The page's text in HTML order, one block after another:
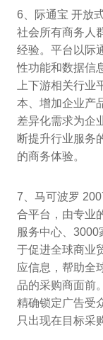
6、际通宝 开放
社会所有商务人
经验。平台以际
性功能和数据信
上下游相关行
本、增加企业产
差异化需求为企
断提升行业服务
的商务体验。
7、马可波罗
合平台，由专业
服务中心、3000
于促进全球商业
应信息，帮助全
品的采购商面前
精确锁定广告受
只出现在目标采